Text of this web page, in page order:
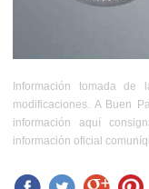
Información tomada
modificaciones. A Buen
información aquí
información oficial